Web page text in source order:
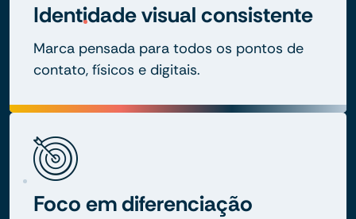
Identidade visual consistente
Marca pensada para todos os pontos de
contato, físicos e digitais.
Foco em diferenciação